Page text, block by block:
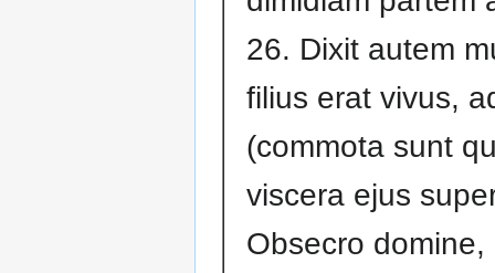
26. Dixit autem
filius erat vivus,
(commota sunt
viscera ejus
Obsecro domine,